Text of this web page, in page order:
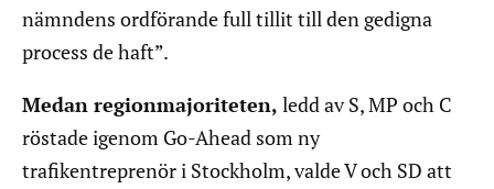
nämndens ordförande full tillit till den gedigna
process de haft”.
Medan regionmajoriteten, ledd av S, MP och C
röstade igenom Go-Ahead som ny
trafikentreprenör i Stockholm, valde V och SD att